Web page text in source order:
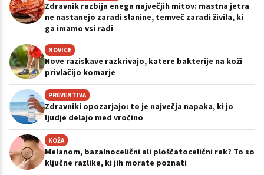
Zdravnik razbija enega največjih mitov: mastna jetra
ne nastanejo zaradi slanine, temveč zaradi živila, ki
ga imamo vsi radi
NOVICE
Nove raziskave razkrivajo, katere bakterije na koži
privlačijo komarje
PREVENTIVA
Zdravniki opozarjajo: to je največja napaka, ki jo
ljudje delajo med vročino
KOŽA
Melanom, bazalnocelični ali ploščatocelični rak? To so
ključne razlike, ki jih morate poznati